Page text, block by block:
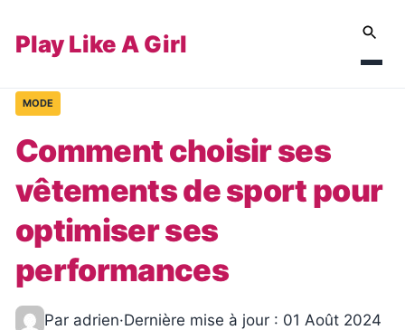
Play Like A Girl
MODE
Comment choisir ses
vêtements de sport pour
optimiser ses
performances
Par adrien·Dernière mise à jour : 01 Août 2024